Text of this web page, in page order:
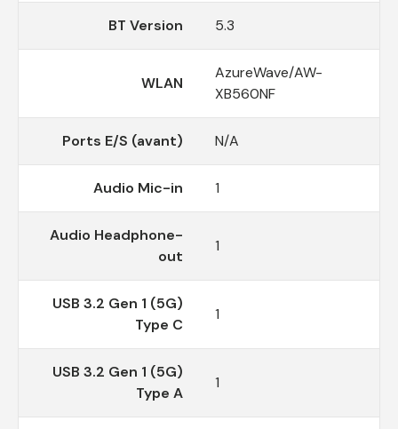
BT Version 5.3
WLAN
AzureWave/AW-
XB560NF
Ports E/S (avant) N/A
Audio Mic-in 1
Audio Headphone-
out
1
USB 3.2 Gen 1 (5G)
Type C
1
USB 3.2 Gen 1 (5G)
Type A
1